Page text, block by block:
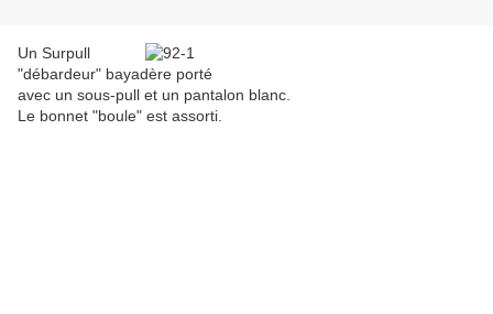
Un Surpull
"débardeur" bayadère porté
avec un sous-pull et un pantalon blanc.
Le bonnet "boule" est assorti.